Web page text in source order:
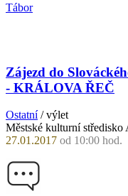
Tábor
Zájezd do
- KRÁLOVA ŘEČ
Ostatní/ výlet
Městské kulturní středisko
27.01.2017 od 10:00 hod.